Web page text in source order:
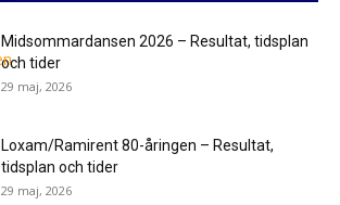
Midsommardansen 2026 – Resultat, tidsplan
och tider
29 maj, 2026
Loxam/Ramirent 80-åringen – Resultat,
tidsplan och tider
29 maj, 2026